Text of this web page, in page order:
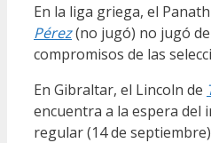
En la liga griega, el
Pérez(no jugó) no jugó
compromisos de las
En Gibraltar, el Lincoln de
encuentra a la espera del
regular (14 de